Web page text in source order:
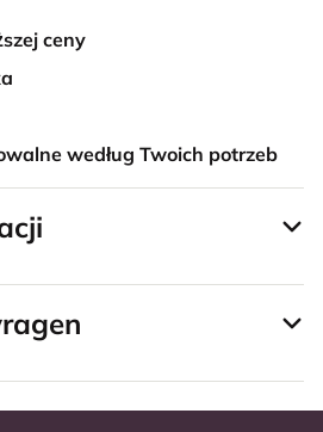
ceny
według Twoich potrzeb